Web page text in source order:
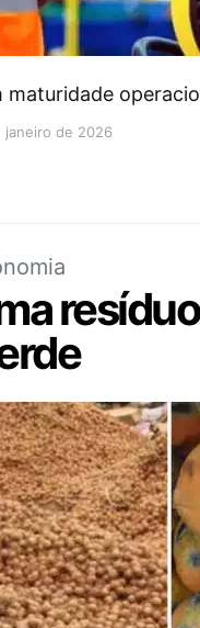
maturidade
janeiro de 2026